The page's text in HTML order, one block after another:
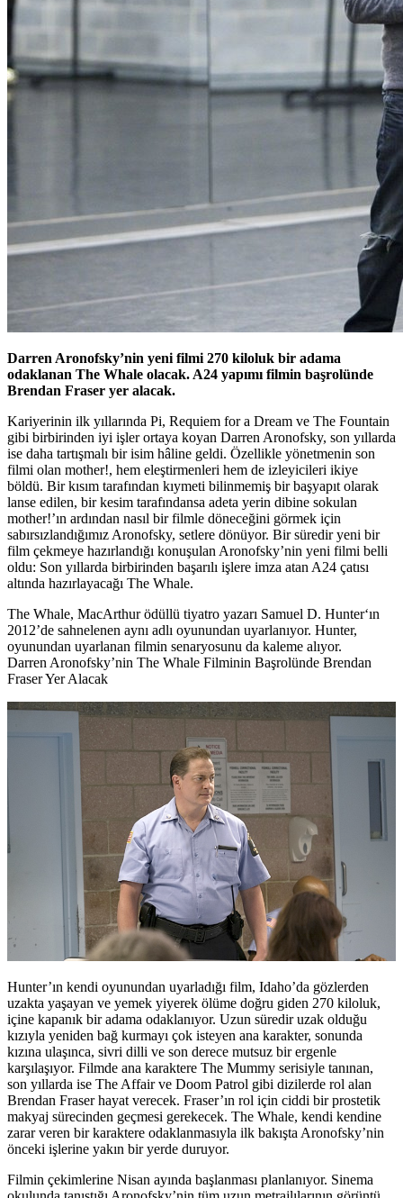
Darren Aronofsky’nin yeni filmi 270 kiloluk bir adama
odaklanan The Whale olacak. A24 yapımı filmin başrolünde
Brendan Fraser yer alacak.
Kariyerinin ilk yıllarında Pi, Requiem for a Dream ve The Fountain
gibi birbirinden iyi işler ortaya koyan Darren Aronofsky, son yıllarda
ise daha tartışmalı bir isim hâline geldi. Özellikle yönetmenin son
filmi olan mother!, hem eleştirmenleri hem de izleyicileri ikiye
böldü. Bir kısım tarafından kıymeti bilinmemiş bir başyapıt olarak
lanse edilen, bir kesim tarafındansa adeta yerin dibine sokulan
mother!’ın ardından nasıl bir filmle döneceğini görmek için
sabırsızlandığımız Aronofsky, setlere dönüyor. Bir süredir yeni bir
film çekmeye hazırlandığı konuşulan Aronofsky’nin yeni filmi belli
oldu: Son yıllarda birbirinden başarılı işlere imza atan A24 çatısı
altında hazırlayacağı The Whale.
The Whale, MacArthur ödüllü tiyatro yazarı Samuel D. Hunter‘ın
2012’de sahnelenen aynı adlı oyunundan uyarlanıyor. Hunter,
oyunundan uyarlanan filmin senaryosunu da kaleme alıyor.
Darren Aronofsky’nin The Whale Filminin Başrolünde Brendan
Fraser Yer Alacak
Hunter’ın kendi oyunundan uyarladığı film, Idaho’da gözlerden
uzakta yaşayan ve yemek yiyerek ölüme doğru giden 270 kiloluk,
içine kapanık bir adama odaklanıyor. Uzun süredir uzak olduğu
kızıyla yeniden bağ kurmayı çok isteyen ana karakter, sonunda
kızına ulaşınca, sivri dilli ve son derece mutsuz bir ergenle
karşılaşıyor. Filmde ana karaktere The Mummy serisiyle tanınan,
son yıllarda ise The Affair ve Doom Patrol gibi dizilerde rol alan
Brendan Fraserhayat verecek. Fraser’ın rol için ciddi bir prostetik
makyaj sürecinden geçmesi gerekecek. The Whale, kendi kendine
zarar veren bir karaktere odaklanmasıyla ilk bakışta Aronofsky’nin
önceki işlerine yakın bir yerde duruyor.
Filmin çekimlerine Nisan ayında başlanması planlanıyor. Sinema